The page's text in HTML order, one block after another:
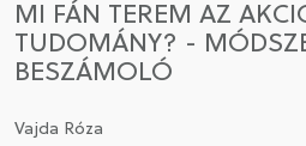
MI FÁN TEREM AZ
TUDOMÁNY? -
BESZÁMOLÓ
Vajda Róza